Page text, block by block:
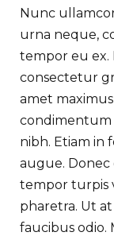
Nunc
urna neque,
tempor eu ex.
consectetur
amet
condimentum
nibh. Etiam in
augue. Donec
tempor turpis
pharetra. Ut
faucibus odio.